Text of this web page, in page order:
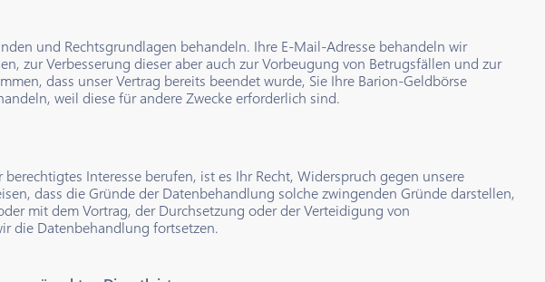
und Rechtsgrundlagen behandeln. Ihre E-Mail-Adresse behandeln wir
zur Verbesserung dieser aber auch zur Vorbeugung von Betrugsfällen und zur
dass unser Vertrag bereits beendet wurde, Sie Ihre Barion-Geldbörse
weil diese für andere Zwecke erforderlich sind.
Interesse berufen, ist es Ihr Recht, Widerspruch gegen unsere
dass die Gründe der Datenbehandlung solche zwingenden Gründe darstellen,
mit dem Vortrag, der Durchsetzung oder der Verteidigung von
die Datenbehandlung fortsetzen.